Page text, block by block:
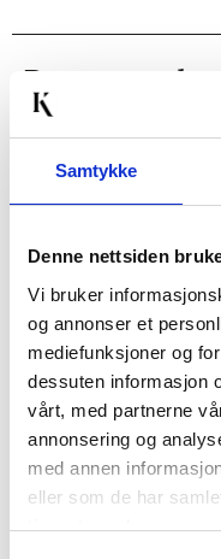
Samtykke
Denne nettsiden
Vi bruker
og annonser et
mediefunksjoner og
dessuten informasjon
vårt, med partnerne
annonsering og
med annen
eller som de har
tjenestene deres.
LYKKETEGNING -
HJERTETS VEI
TERMOKOPP
KUN PÅ NETT
299,00